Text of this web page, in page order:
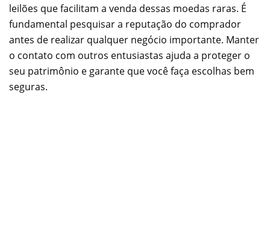
leilões que facilitam a venda dessas moedas raras. É
fundamental pesquisar a reputação do comprador
antes de realizar qualquer negócio importante. Manter
o contato com outros entusiastas ajuda a proteger o
seu patrimônio e garante que você faça escolhas bem
seguras.